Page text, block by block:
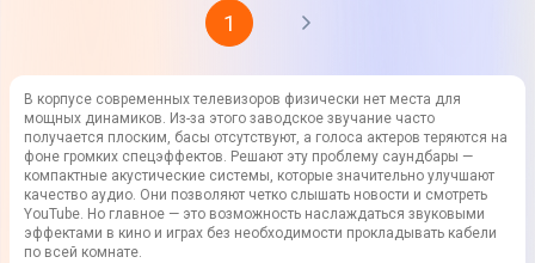
1
В корпусе современных телевизоров физически нет места для
мощных динамиков. Из-за этого заводское звучание часто
получается плоским, басы отсутствуют, а голоса актеров теряются на
фоне громких спецэффектов. Решают эту проблему саундбары —
компактные акустические системы, которые значительно улучшают
качество аудио. Они позволяют четко слышать новости и смотреть
YouTube. Но главное — это возможность наслаждаться звуковыми
эффектами в кино и играх без необходимости прокладывать кабели
по всей комнате.